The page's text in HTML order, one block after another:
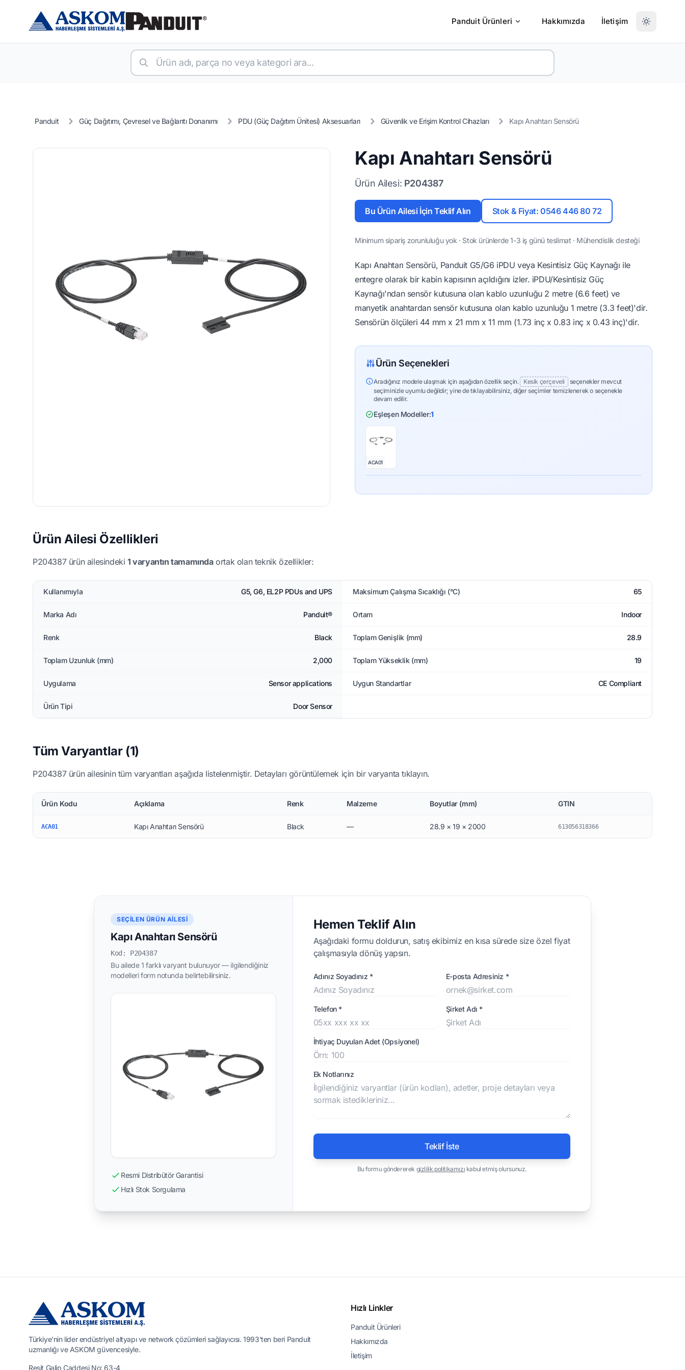
Panduit Ürünleri Hakkımızda İletişim
Panduit Güç Dağıtımı, Çevresel ve Bağlantı Donanımı PDU (Güç Dağıtım Ünitesi) Aksesuarları Güvenlik ve Erişim Kontrol Cihazları Kapı Anahtarı Sensörü
Kapı Anahtarı Sensörü
Ürün Ailesi: P204387
Bu Ürün Ailesi İçin Teklif Alın Stok & Fiyat: 0546 446 80 72
Minimum sipariş zorunluluğu yok · Stok ürünlerde 1-3 iş günü teslimat · Mühendislik desteği
Kapı Anahtarı Sensörü, Panduit G5/G6 iPDU veya Kesintisiz Güç Kaynağı ile
entegre olarak bir kabin kapısının açıldığını izler. iPDU/Kesintisiz Güç
Kaynağı'ndan sensör kutusuna olan kablo uzunluğu 2 metre (6.6 feet) ve
manyetik anahtardan sensör kutusuna olan kablo uzunluğu 1 metre (3.3 feet)'dir.
Sensörün ölçüleri 44 mm x 21 mm x 11 mm (1.73 inç x 0.83 inç x 0.43 inç)'dir.
Ürün Seçenekleri
Aradığınız modele ulaşmak için aşağıdan özellik seçin. Kesik çerçeveli
seçenekler mevcut
seçiminizle uyumlu değildir; yine de tıklayabilirsiniz, diğer seçimler temizlenerek o seçenekle
devam edilir.
Eşleşen Modeller:1
ACA01
Ürün Ailesi Özellikleri
P204387 ürün ailesindeki 1 varyantın tamamındaortak olan teknik özellikler:
Kullanımıyla G5, G6, EL2P PDUs and UPS Maksimum Çalışma Sıcaklığı (°C) 65
Marka Adı Panduit® Ortam Indoor
Renk Black Toplam Genişlik (mm) 28.9
Toplam Uzunluk (mm) 2,000 Toplam Yükseklik (mm) 19
Uygulama Sensor applications Uygun Standartlar CE Compliant
Ürün Tipi Door Sensor
Tüm Varyantlar (1)
P204387 ürün ailesinin tüm varyantları aşağıda listelenmiştir. Detayları görüntülemek için bir varyanta tıklayın.
Ürün Kodu Açıklama Renk Malzeme Boyutlar (mm) GTIN
ACA01 Kapı Anahtarı Sensörü Black — 28.9 × 19 × 2000 613056318366
SEÇILEN ÜRÜN AILESI
Kapı Anahtarı Sensörü
Kod: P204387
Bu ailede 1 farklı varyant bulunuyor — ilgilendiğiniz
modelleri form notunda belirtebilirsiniz.
Resmi Distribütör Garantisi
Hızlı Stok Sorgulama
Hemen Teklif Alın
Aşağıdaki formu doldurun, satış ekibimiz en kısa sürede size özel fiyat
çalışmasıyla dönüş yapsın.
Adınız Soyadınız * E-posta Adresiniz *
Telefon * Şirket Adı *
İhtiyaç Duyulan Adet (Opsiyonel)
Ek Notlarınız
Teklif İste
Bu formu göndererek gizlilik politikamızı kabul etmiş olursunuz.
Türkiye'nin lider endüstriyel altyapı ve network çözümleri sağlayıcısı. 1993'ten beri Panduit
uzmanlığı ve ASKOM güvencesiyle.
Reşit Galip Caddesi No: 63-4
Hızlı Linkler
Panduit Ürünleri
Hakkımızda
İletişim